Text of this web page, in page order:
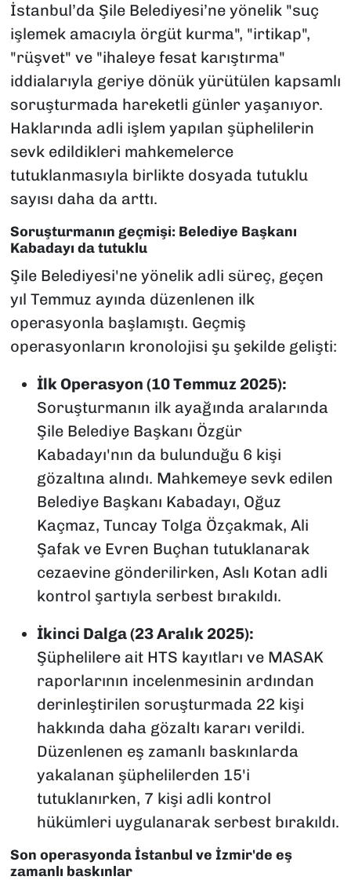
İstanbul’da Şile Belediyesi’ne yönelik "suç
işlemek amacıyla örgüt kurma", "irtikap",
"rüşvet" ve "ihaleye fesat karıştırma"
iddialarıyla geriye dönük yürütülen kapsamlı
soruşturmada hareketli günler yaşanıyor.
Haklarında adli işlem yapılan şüphelilerin
sevk edildikleri mahkemelerce
tutuklanmasıyla birlikte dosyada tutuklu
sayısı daha da arttı.
Soruşturmanın geçmişi: Belediye Başkanı
Kabadayı da tutuklu
Şile Belediyesi'ne yönelik adli süreç, geçen
yıl Temmuz ayında düzenlenen ilk
operasyonla başlamıştı. Geçmiş
operasyonların kronolojisi şu şekilde gelişti:
İlk Operasyon (10 Temmuz 2025):
Soruşturmanın ilk ayağında aralarında
Şile Belediye Başkanı Özgür
Kabadayı'nın da bulunduğu 6 kişi
gözaltına alındı. Mahkemeye sevk edilen
Belediye Başkanı Kabadayı, Oğuz
Kaçmaz, Tuncay Tolga Özçakmak, Ali
Şafak ve Evren Buçhan tutuklanarak
cezaevine gönderilirken, Aslı Kotan adli
kontrol şartıyla serbest bırakıldı.
İkinci Dalga (23 Aralık 2025):
Şüphelilere ait HTS kayıtları ve MASAK
raporlarının incelenmesinin ardından
derinleştirilen soruşturmada 22 kişi
hakkında daha gözaltı kararı verildi.
Düzenlenen eş zamanlı baskınlarda
yakalanan şüphelilerden 15'i
tutuklanırken, 7 kişi adli kontrol
hükümleri uygulanarak serbest bırakıldı.
Son operasyonda İstanbul ve İzmir'de eş
zamanlı baskınlar